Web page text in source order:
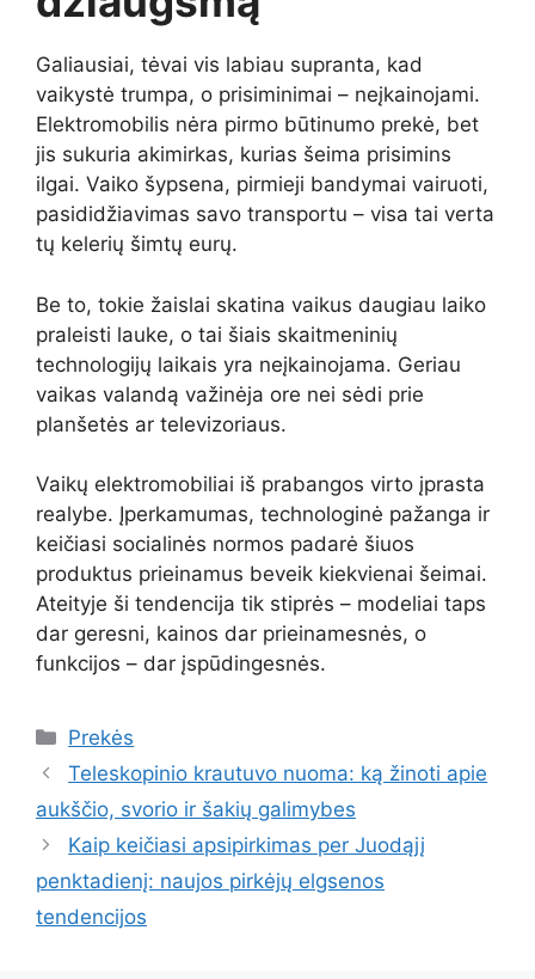
Galiausiai, tėvai vis labiau supranta, kad
vaikystė trumpa, o prisiminimai – neįkainojami.
Elektromobilis nėra pirmo būtinumo prekė, bet
jis sukuria akimirkas, kurias šeima prisimins
ilgai. Vaiko šypsena, pirmieji bandymai vairuoti,
pasididžiavimas savo transportu – visa tai verta
tų kelerių šimtų eurų.
Be to, tokie žaislai skatina vaikus daugiau laiko
praleisti lauke, o tai šiais skaitmeninių
technologijų laikais yra neįkainojama. Geriau
vaikas valandą važinėja ore nei sėdi prie
planšetės ar televizoriaus.
Vaikų elektromobiliai iš prabangos virto įprasta
realybe. Įperkamumas, technologinė pažanga ir
keičiasi socialinės normos padarė šiuos
produktus prieinamus beveik kiekvienai šeimai.
Ateityje ši tendencija tik stiprės – modeliai taps
dar geresni, kainos dar prieinamesnės, o
funkcijos – dar įspūdingesnės.
Kategorijos
Prekės
Teleskopinio krautuvo nuoma: ką žinoti apie
aukščio, svorio ir šakių galimybes
Kaip keičiasi apsipirkimas per Juodąjį
penktadienį: naujos pirkėjų elgsenos
tendencijos